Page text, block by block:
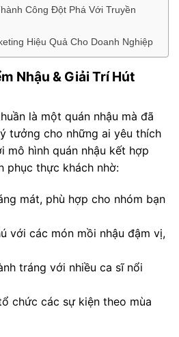
Công Đột Phá Với Truyền
Hiệu Quả Cho Doanh Nghiệp
Nhậu & Giải Trí Hút
là một quán nhậu mà đã
tưởng cho những ai yêu thích
mô hình quán nhậu kết hợp
phục thực khách nhờ:
mát, phù hợp cho nhóm bạn
với các món mồi nhậu đậm vị,
tráng với nhiều ca sĩ nổi
chức các sự kiện theo mùa